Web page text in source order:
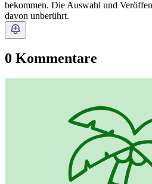
bekommen. Die Auswahl und
davon unberührt.
0 Kommentare